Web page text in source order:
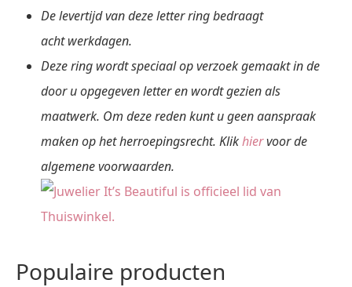
De levertijd van deze letter ring bedraagt
acht werkdagen.
Deze ring wordt speciaal op verzoek gemaakt in de
door u opgegeven letter en wordt gezien als
maatwerk. Om deze reden kunt u geen aanspraak
maken op het herroepingsrecht. Klikhiervoor de
algemene voorwaarden.
Populaire producten